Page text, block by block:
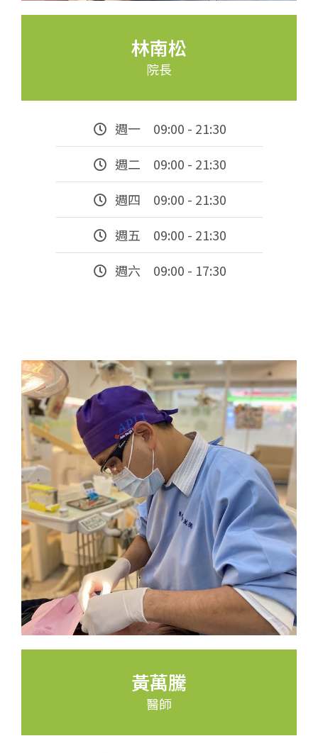
林南松
院長
週一 09:00 - 21:30
週二 09:00 - 21:30
週四 09:00 - 21:30
週五 09:00 - 21:30
週六 09:00 - 17:30
黃萬騰
醫師